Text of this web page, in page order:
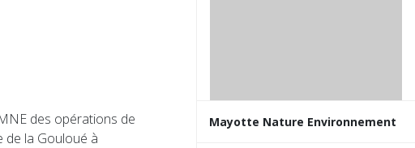
des opérations de
de la Gouloué à
Mayotte Nature Environnement